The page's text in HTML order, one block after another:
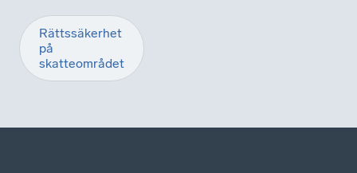
Rättssäkerhet
på
skatteområdet